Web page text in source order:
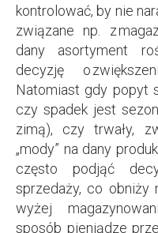
kontrolować, by nie
związane np. z
dany asortyment
decyzję o
Natomiast gdy popyt
czy spadek jest
zimą), czy trwały,
„mody” na dany
często podjąć
sprzedaży, co obniży
wyżej
sposób pieniądze